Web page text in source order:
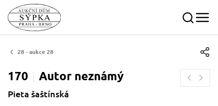
28 - aukce 28
170 Autor neznámý
Pieta šaštínská